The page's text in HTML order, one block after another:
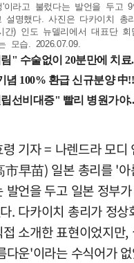
'이라고 불렀다는 발언을 두고
설명했다. 사진은 다카이치 총
간) 인도 뉴델리에서 대표단
모습. 2026.07.09.
기자 = 나렌드라 모디
市早苗) 일본 총리를 '아
발언을 두고 일본 정부
. 다카이치 총리가 정상
소개한 표현이었지만,
다운'이라는 수식어가